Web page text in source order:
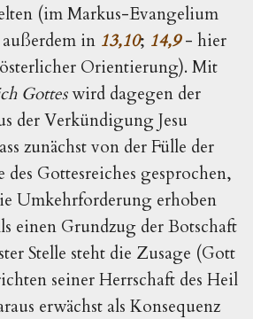
(im Markus-Evangelium
in 13,10; 14,9- hier
Orientierung). Mit
Gotteswird dagegen der
der Verkündigung Jesu
zunächst von der Fülle der
Gottesreiches gesprochen,
Umkehrforderung erhoben
einen Grundzug der Botschaft
Stelle steht die Zusage (Gott
seiner Herrschaft des Heil
erwächst als Konsequenz